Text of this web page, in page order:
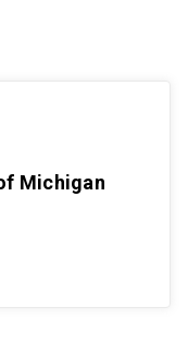
Michigan